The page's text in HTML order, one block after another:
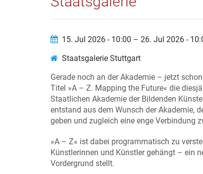
15. Jul 2026 - 10:00 – 26. Jul 2026 -
Staatsgalerie Stuttgart
Gerade noch an der Akademie – jetzt
Titel »A – Z. Mapping the Future« die
Staatlichen Akademie der Bildenden
entstand aus dem Wunsch der Akademie,
geben und zugleich eine enge Verbindung
»A – Z« ist dabei programmatisch zu
Künstlerinnen und Künstler gehängt – ein
Vordergrund stellt.